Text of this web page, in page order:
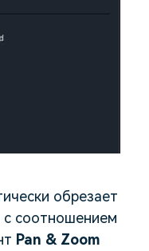
обрезает
с соотношением
Pan & Zoom